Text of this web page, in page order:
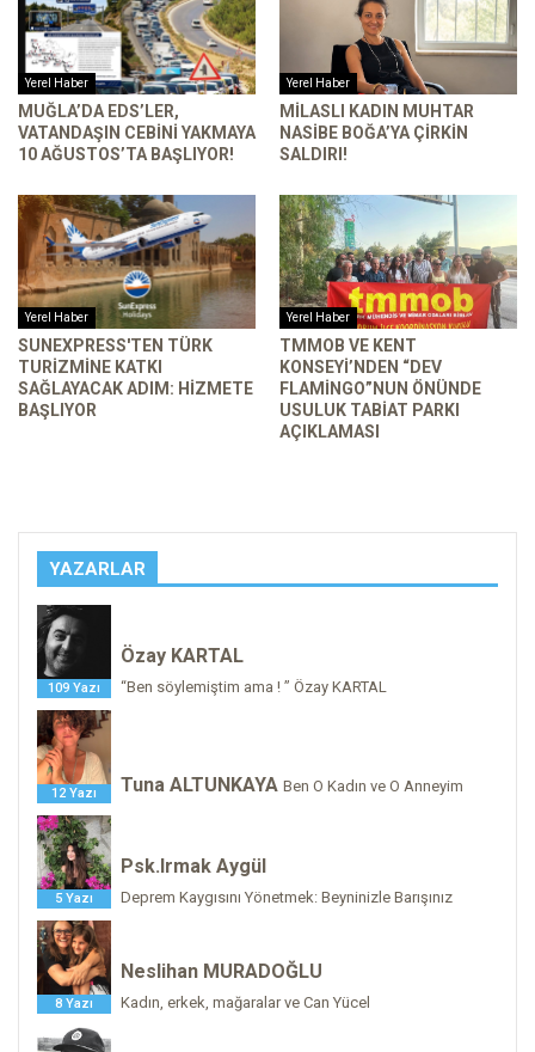
Yerel Haber
MUĞLA’DA EDS’LER,
VATANDAŞIN CEBINI YAKMAYA
10 AĞUSTOS’TA BAŞLIYOR!
Yerel Haber
MILASLI KADIN MUHTAR
NASIBE BOĞA’YA ÇIRKIN
SALDIRI!
Yerel Haber
SUNEXPRESS'TEN TÜRK
TURIZMINE KATKI
SAĞLAYACAK ADIM: HIZMETE
BAŞLIYOR
Yerel Haber
TMMOB VE KENT
KONSEYI’NDEN “DEV
FLAMINGO”NUN ÖNÜNDE
USULUK TABIAT PARKI
AÇIKLAMASI
YAZARLAR
109 Yazı
Özay KARTAL
“Ben söylemiştim ama ! ” Özay KARTAL
12 Yazı Tuna ALTUNKAYA Ben O Kadın ve O Anneyim
5 Yazı
Psk.Irmak Aygül
Deprem Kaygısını Yönetmek: Beyninizle Barışınız
8 Yazı
Neslihan MURADOĞLU
Kadın, erkek, mağaralar ve Can Yücel